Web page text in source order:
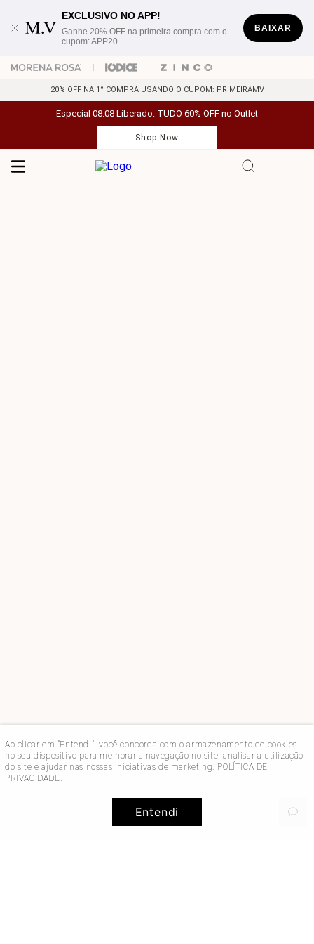
Ao clicar em "Entendi", você concorda com o armazenamento de cookies
no seu dispositivo para melhorar a navegação no site, analisar a utilização
do site e ajudar nas nossas iniciativas de marketing. POLÍTICA DE
PRIVACIDADE.
Entendi
EXCLUSIVO NO APP!
Ganhe 20% OFF na primeira compra com o
cupom: APP20
BAIXAR
20% OFF NA 1° COMPRA USANDO O CUPOM: PRIMEIRAMV
Especial 08.08 Liberado: TUDO 60% OFF no Outlet
Shop Now